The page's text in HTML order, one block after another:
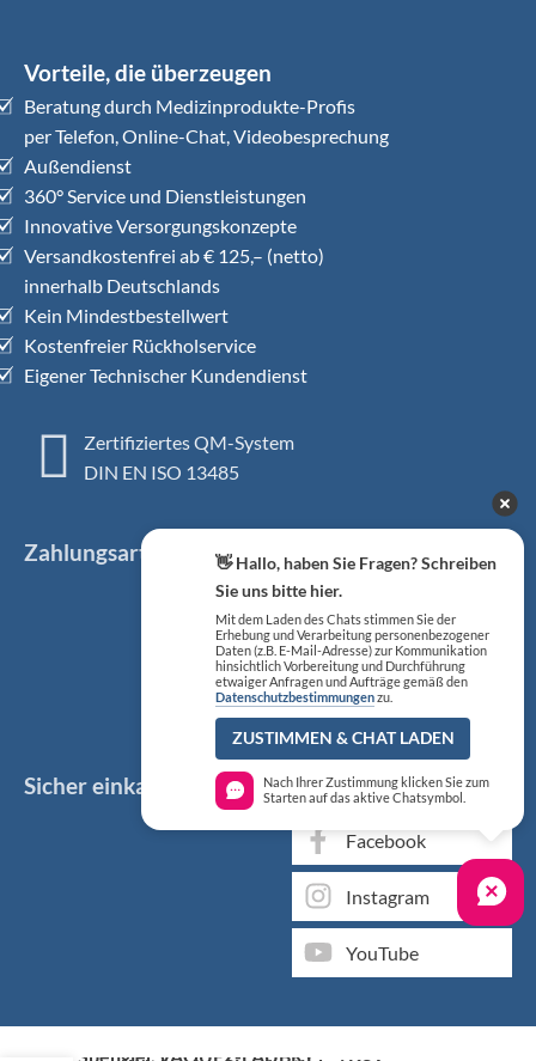
Vorteile, die überzeugen
Beratung durch Medizinprodukte-Profis
per Telefon, Online-Chat, Videobesprechung
Außendienst
360° Service und Dienstleistungen
Innovative Versorgungskonzepte
Versandkostenfrei ab € 125,– (netto)
innerhalb Deutschlands
Kein Mindestbestellwert
Kostenfreier Rückholservice
Eigener Technischer Kundendienst
Zertifiziertes QM-System
DIN EN ISO 13485
Zahlungsarten
Sicher einkaufen Social Media
Facebook
Instagram
YouTube
Spengler VAQUEZ-LAUBRY
👋 Hallo, haben Sie Fragen? Schreiben
Sie uns bitte hier.
Mit dem Laden des Chats stimmen Sie der
Erhebung und Verarbeitung personenbezogener
Daten (z.B. E-Mail-Adresse) zur Kommunikation
hinsichtlich Vorbereitung und Durchführung
etwaiger Anfragen und Aufträge gemäß den
Datenschutzbestimmungenzu.
ZUSTIMMEN & CHAT LADEN
Nach Ihrer Zustimmung klicken Sie zum
Starten auf das aktive Chatsymbol.